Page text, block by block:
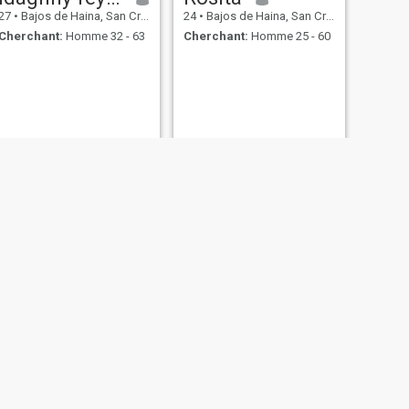
• Bajos de Haina, San Cristóbal, Rep.Dominicaine
Homme 32 - 63
24 • Bajos de Haina, San Cristóbal, Rep.Dominicaine
Cherchant: Homme 25 - 60